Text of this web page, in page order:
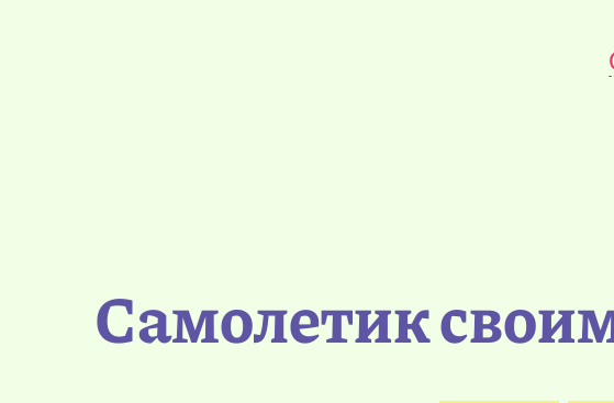
Самолетик